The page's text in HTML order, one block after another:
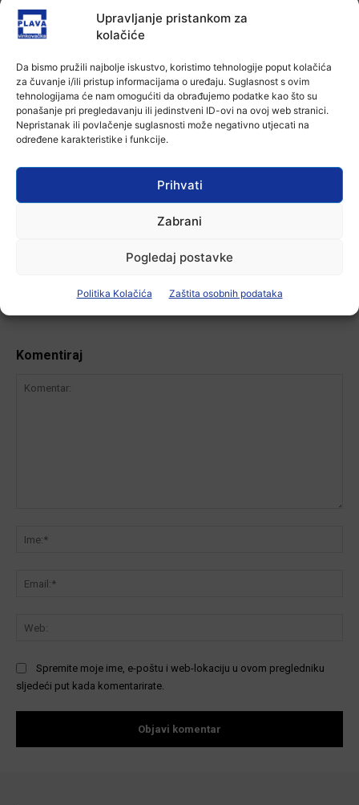
Upravljanje pristankom za
kolačiće
Da bismo pružili najbolje iskustvo, koristimo tehnologije poput kolačića
za čuvanje i/ili pristup informacijama o uređaju. Suglasnost s ovim
tehnologijama će nam omogućiti da obrađujemo podatke kao što su
ponašanje pri pregledavanju ili jedinstveni ID-ovi na ovoj web stranici.
Nepristanak ili povlačenje suglasnosti može negativno utjecati na
određene karakteristike i funkcije.
Prihvati
Zabrani
Pogledaj postavke
Politika Kolačića Zaštita osobnih podataka
7 kolovoza, 2026
U Županji održana Ljetna škola magije
7 kolovoza, 2026
Aktualno
6 kolovoza, 2026
-Marketing-
Komentiraj
Spremite moje ime, e-poštu i web-lokaciju u ovom pregledniku
sljedeći put kada komentarirate.